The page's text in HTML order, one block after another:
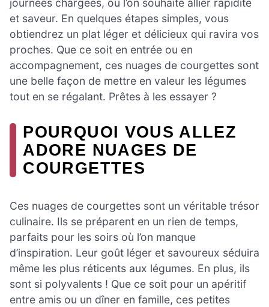
journées chargées, où l’on souhaite allier rapidité
et saveur. En quelques étapes simples, vous
obtiendrez un plat léger et délicieux qui ravira vos
proches. Que ce soit en entrée ou en
accompagnement, ces nuages de courgettes sont
une belle façon de mettre en valeur les légumes
tout en se régalant. Prêtes à les essayer ?
POURQUOI VOUS ALLEZ
ADORE NUAGES DE
COURGETTES
Ces nuages de courgettes sont un véritable trésor
culinaire. Ils se préparent en un rien de temps,
parfaits pour les soirs où l’on manque
d’inspiration. Leur goût léger et savoureux séduira
même les plus réticents aux légumes. En plus, ils
sont si polyvalents ! Que ce soit pour un apéritif
entre amis ou un dîner en famille, ces petites